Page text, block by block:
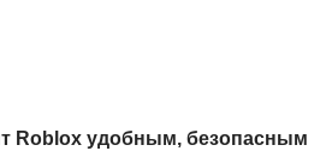
Roblox удобным, безопасным